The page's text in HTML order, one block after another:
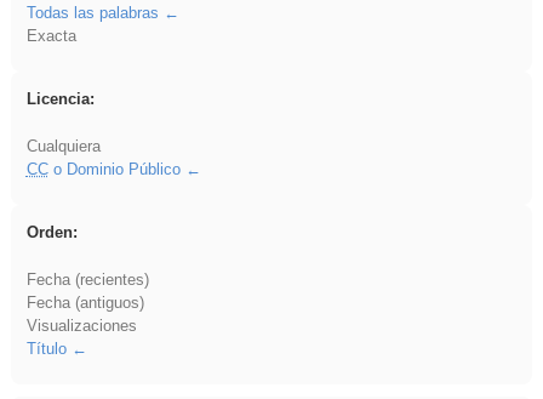
Todas las palabras
Exacta
Licencia:
Cualquiera
CCo Dominio Público
Orden:
Fecha (recientes)
Fecha (antiguos)
Visualizaciones
Título